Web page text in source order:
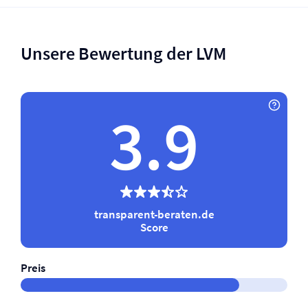
Unsere Bewertung der LVM
3.9
transparent-beraten.de
Score
Preis